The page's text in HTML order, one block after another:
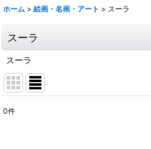
ホーム > 絵画・名画・アート > スーラ
スーラ
スーラ
0件